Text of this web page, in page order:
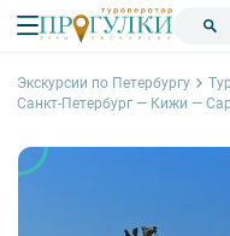
Экскурсии по Петербургу
Санкт-Петербург — Кижи —